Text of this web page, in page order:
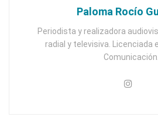
Paloma Rocío
Periodista y realizadora
radial y televisiva. Licenciada
Comunicación.